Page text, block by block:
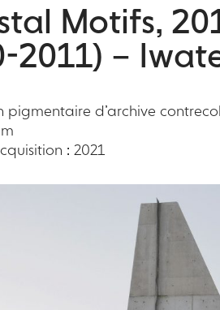
Motifs,
2011) –
pigmentaire d’archive
: 2021